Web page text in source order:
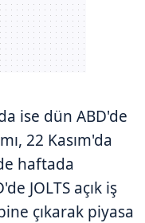
ise dün ABD'de
22 Kasım'da
haftada
JOLTS açık iş
çıkarak piyasa